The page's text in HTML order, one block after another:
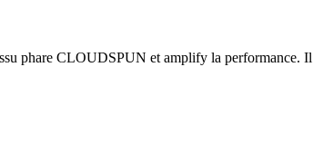
phare CLOUDSPUN et amplify la performance. Il